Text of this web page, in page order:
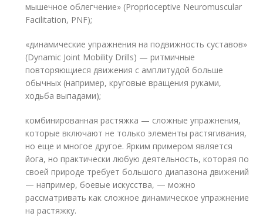
мышечное облегчение» (Proprioceptive Neuromuscular
Facilitation, PNF);
«динамические упражнения на подвижность суставов»
(Dynamic Joint Mobility Drills) — ритмичные
повторяющиеся движения с амплитудой больше
обычных (например, круговые вращения руками,
ходьба выпадами);
комбинированная растяжка — сложные упражнения,
которые включают не только элементы растягивания,
но еще и многое другое. Ярким примером является
йога, но практически любую деятельность, которая по
своей природе требует большого диапазона движений
— например, боевые искусства, — можно
рассматривать как сложное динамическое упражнение
на растяжку.